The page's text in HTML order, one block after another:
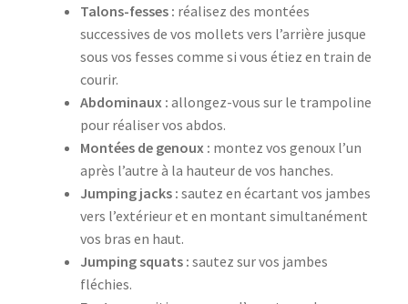
Talons-fesses : réalisez des montées
successives de vos mollets vers l’arrière jusque
sous vos fesses comme si vous étiez en train de
courir.
Abdominaux : allongez-vous sur le trampoline
pour réaliser vos abdos.
Montées de genoux : montez vos genoux l’un
après l’autre à la hauteur de vos hanches.
Jumping jacks : sautez en écartant vos jambes
vers l’extérieur et en montant simultanément
vos bras en haut.
Jumping squats : sautez sur vos jambes
fléchies.